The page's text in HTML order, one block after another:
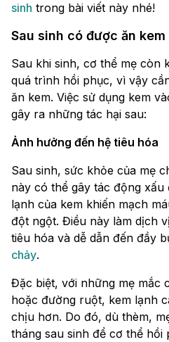
sinh trong bài viết này nhé!
Sau sinh có được ăn
Sau khi sinh, cơ thể mẹ còn
quá trình hồi phục, vì vậy
ăn kem. Việc sử dụng kem
gây ra những tác hại sau:
Ảnh hưởng đến hệ tiêu hóa
Sau sinh, sức khỏe của mẹ
này có thể gây tác động
lạnh của kem khiến mạch
đột ngột. Điều này làm dịch
tiêu hóa và dễ dẫn đến đầy
chảy.
Đặc biệt, với những mẹ mắc
hoặc đường ruột, kem lạnh
chịu hơn. Do đó, dù thèm,
tháng sau sinh để cơ thể hồi